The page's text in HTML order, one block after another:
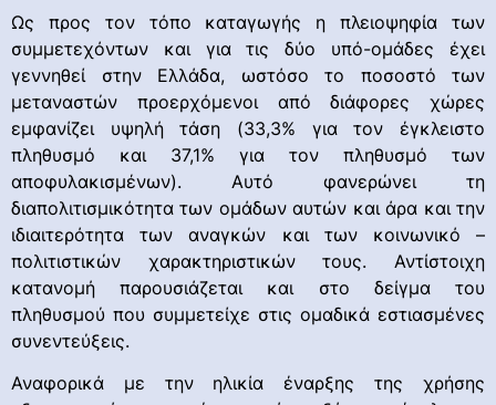
Ως προς τον τόπο καταγωγής η πλειοψηφία των
συμμετεχόντων και για τις δύο υπό-ομάδες έχει
γεννηθεί στην Ελλάδα, ωστόσο το ποσοστό των
μεταναστών προερχόμενοι από διάφορες χώρες
εμφανίζει υψηλή τάση (33,3% για τον έγκλειστο
πληθυσμό και 37,1% για τον πληθυσμό των
αποφυλακισμένων). Αυτό φανερώνει τη
διαπολιτισμικότητα των ομάδων αυτών και άρα και την
ιδιαιτερότητα των αναγκών και των κοινωνικό –
πολιτιστικών χαρακτηριστικών τους. Αντίστοιχη
κατανομή παρουσιάζεται και στο δείγμα του
πληθυσμού που συμμετείχε στις ομαδικά εστιασμένες
συνεντεύξεις.
Αναφορικά με την ηλικία έναρξης της χρήσης